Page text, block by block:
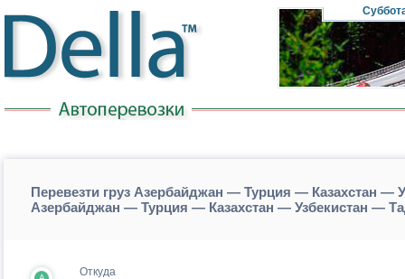
Перевезти груз Азербайджан — Турция — Казахстан —
Азербайджан — Турция — Казахстан — Узбекистан —
Откуда